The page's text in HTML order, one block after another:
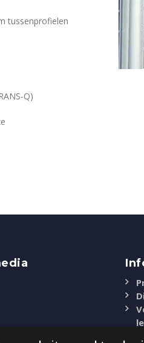
tussenprofielen
Q)